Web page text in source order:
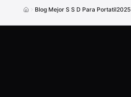
Blog Mejor S S D Para Portatil2025